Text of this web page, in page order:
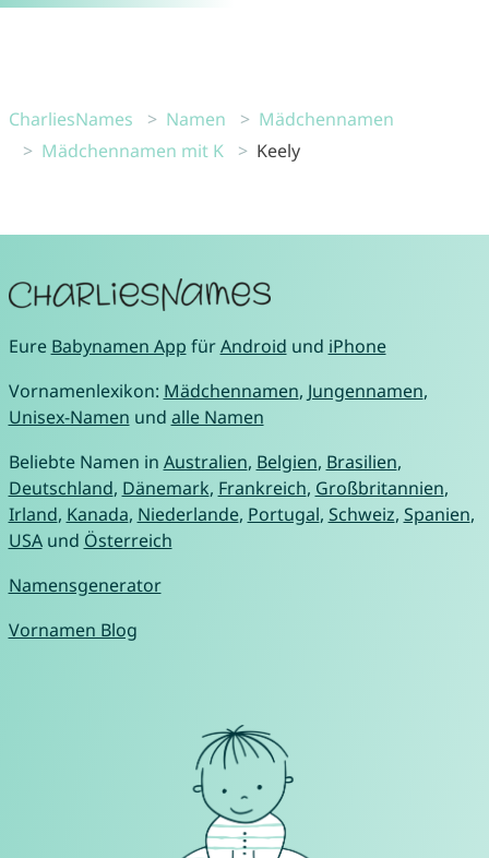
CharliesNames Namen
Mädchennamen
Mädchennamen mit K
Keely
Eure Babynamen App fürAndroid und iPhone
Vornamenlexikon: Mädchennamen, Jungennamen,
Unisex-Namen und alle Namen
Beliebte Namen in Australien, Belgien, Brasilien,
Deutschland, Dänemark, Frankreich, Großbritannien,
Irland, Kanada, Niederlande, Portugal, Schweiz, Spanien,
USAund Österreich
Namensgenerator
Vornamen Blog